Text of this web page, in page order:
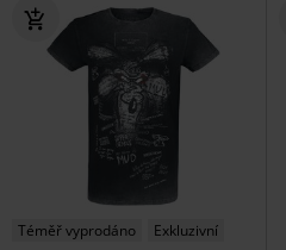
Téměř vyprodáno
Exkluzivní